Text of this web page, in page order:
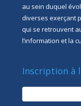
au sein duquel
diverses exerçant
qui se retrouvent
l’information et la
Inscription à
newsletter